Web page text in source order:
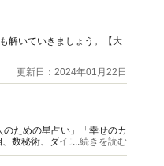
解いていきましょう。【大
更新日：2024年01月22日
ための星占い」「幸せのカ
数秘術、ダイスやカード占
...続きを読む